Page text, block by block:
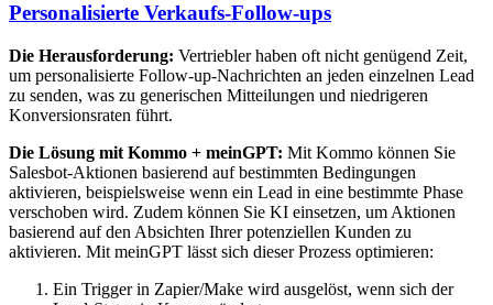
Personalisierte Verkaufs-Follow-ups
Die Herausforderung: Vertriebler haben oft nicht genügend Zeit,
um personalisierte Follow-up-Nachrichten an jeden einzelnen Lead
zu senden, was zu generischen Mitteilungen und niedrigeren
Konversionsraten führt.
Die Lösung mit Kommo + meinGPT: Mit Kommo können Sie
Salesbot-Aktionen basierend auf bestimmten Bedingungen
aktivieren, beispielsweise wenn ein Lead in eine bestimmte Phase
verschoben wird. Zudem können Sie KI einsetzen, um Aktionen
basierend auf den Absichten Ihrer potenziellen Kunden zu
aktivieren. Mit meinGPT lässt sich dieser Prozess optimieren:
Ein Trigger in Zapier/Make wird ausgelöst, wenn sich der